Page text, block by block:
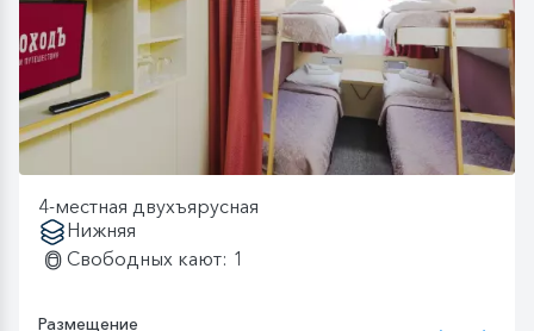
4-местная двухъярусная
Нижняя
Свободных кают: 1
Размещение